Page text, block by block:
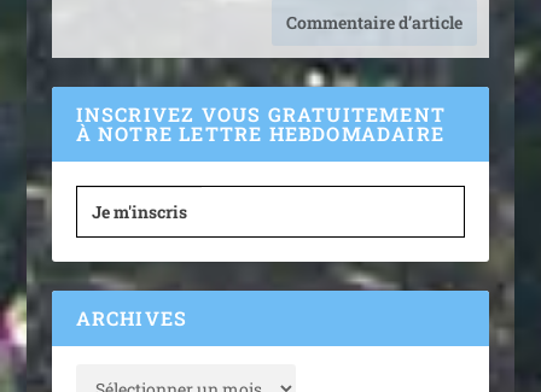
INSCRIVEZ VOUS GRATUITEMENT
À NOTRE LETTRE HEBDOMADAIRE
Je m'inscris
ARCHIVES